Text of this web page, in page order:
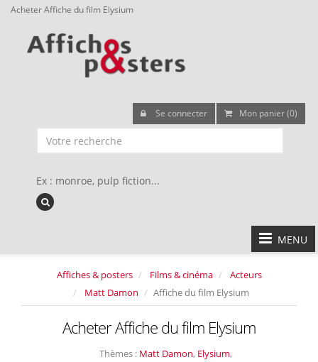
Acheter Affiche du film Elysium
Se connecter Mon panier (0)
Ex : monroe, pulp fiction...
MENU
Affiches & posters Films & cinéma
Acteurs
Matt Damon
Affiche du film Elysium
Acheter Affiche du film Elysium
Thèmes : Matt Damon, Elysium,